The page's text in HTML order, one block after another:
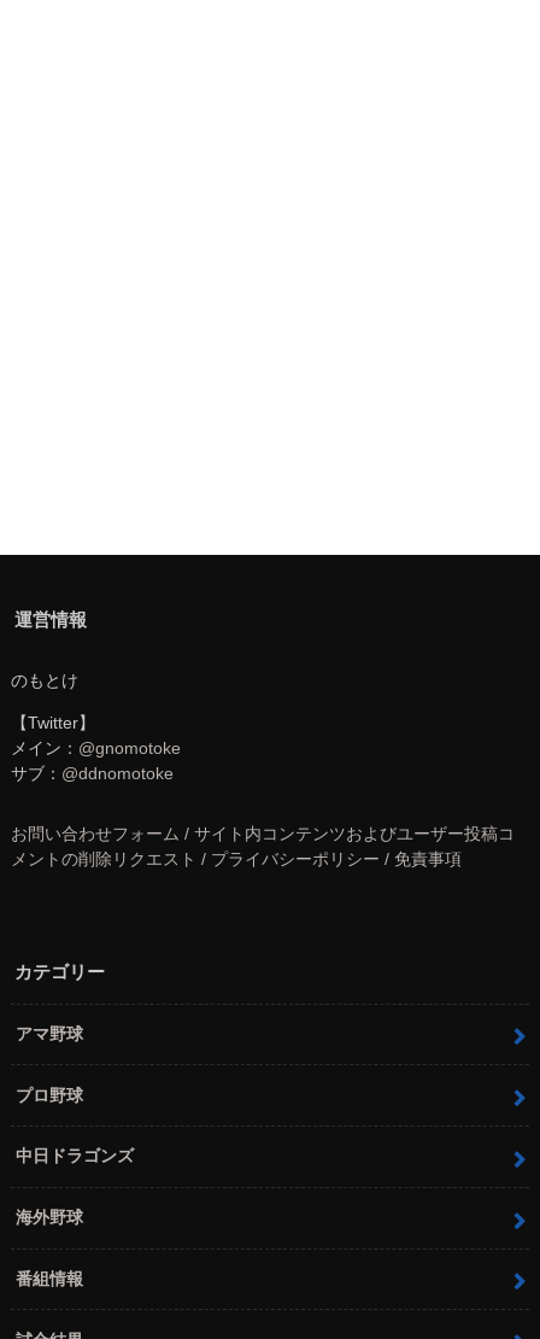
運営情報
のもとけ
【Twitter】
メイン： @gnomotoke
サブ： @ddnomotoke
お問い合わせフォーム / サイト内コンテンツおよびユーザー投稿コ
メントの削除リクエスト / プライバシーポリシー / 免責事項
カテゴリー
アマ野球
プロ野球
中日ドラゴンズ
海外野球
番組情報